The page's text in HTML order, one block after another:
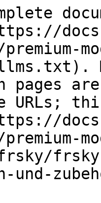
premium-
pages
URLs;
premium-
und-